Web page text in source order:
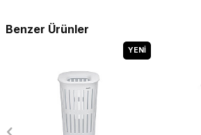
Benzer Ürünler
YENI